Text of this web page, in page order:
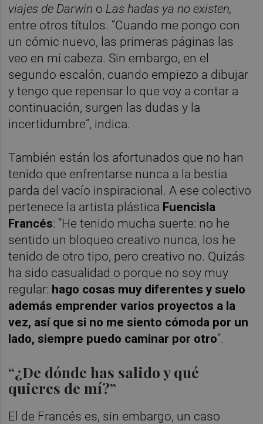
viajes de Darwin o Las hadas ya no existen,
entre otros títulos. “Cuando me pongo con
un cómic nuevo, las primeras páginas las
veo en mi cabeza. Sin embargo, en el
segundo escalón, cuando empiezo a dibujar
y tengo que repensar lo que voy a contar a
continuación, surgen las dudas y la
incertidumbre”, indica.
También están los afortunados que no han
tenido que enfrentarse nunca a la bestia
parda del vacío inspiracional. A ese colectivo
pertenece la artista plástica Fuencisla
Francés: “He tenido mucha suerte: no he
sentido un bloqueo creativo nunca, los he
tenido de otro tipo, pero creativo no. Quizás
ha sido casualidad o porque no soy muy
regular: hago cosas muy diferentes y suelo
además emprender varios proyectos a la
vez, así que si no me siento cómoda por un
lado, siempre puedo caminar por otro”.
“¿De dónde has salido y qué
quieres de mí?”
El de Francés es, sin embargo, un caso